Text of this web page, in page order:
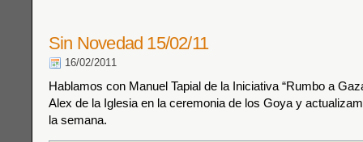
Sin Novedad 15/02/11
16/02/2011
Hablamos con Manuel Tapial de la Iniciativa “Rumbo a
Alex de la Iglesia en la ceremonia de los Goya y
la semana.